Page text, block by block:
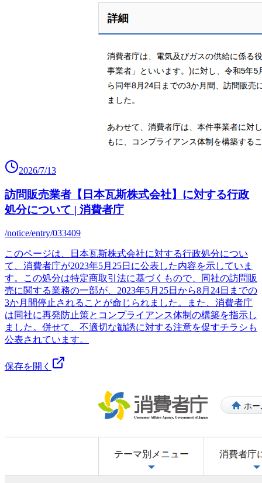
2026/7/13
訪問販売業者【日本瓦斯株式会社】に対する行政
処分について | 消費者庁
/notice/entry/033409
このページは、日本瓦斯株式会社に対する行政処分につい
て、消費者庁が2023年5月25日に公表した内容を示していま
す。この処分は特定商取引法に基づくもので、同社の訪問販
売に関する業務の一部が、2023年5月25日から8月24日までの
3か月間停止されることが命じられました。また、消費者庁
は同社に再発防止策とコンプライアンス体制の構築を指示し
ました。併せて、不適切な勧誘に対する注意を促すチラシも
公表されています。
保存を開く